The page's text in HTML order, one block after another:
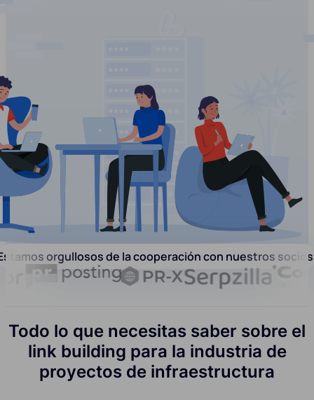
orgullosos de la cooperación con nuestros
Todo lo que necesitas saber sobre el
link building para la industria de
proyectos de infraestructura